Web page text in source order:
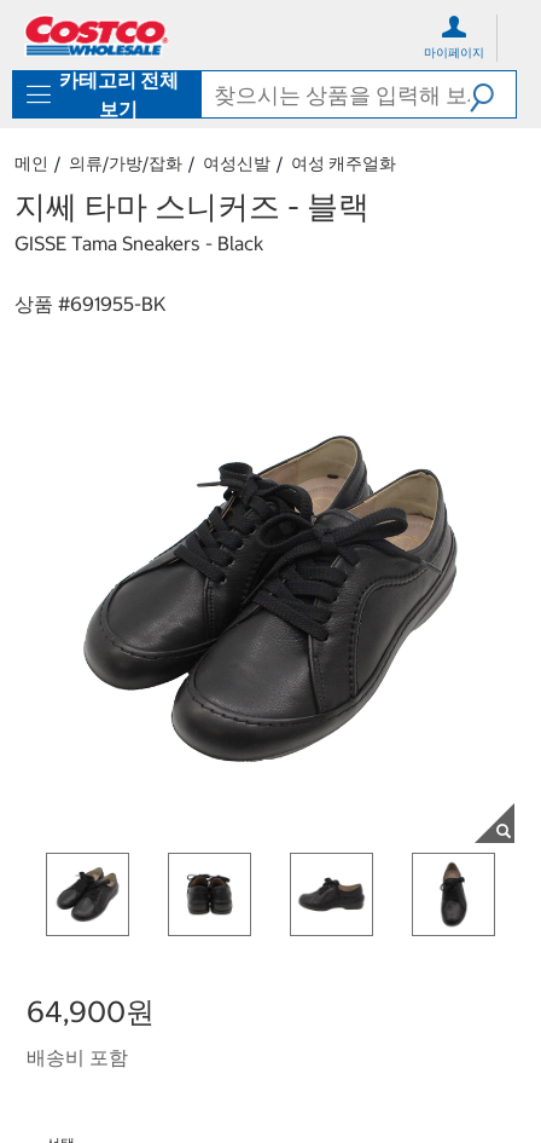
로
기
가
마이페이지
카테고리 전체
보기
메인 의류/가방/잡화 여성신발 여성 캐주얼화
지쎄 타마 스니커즈 - 블랙
GISSE Tama Sneakers - Black
상품 #691955-BK
64,900원
배송비 포함